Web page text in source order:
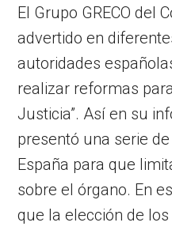
El Grupo GRECO del
advertido en
autoridades
realizar reformas
Justicia”. Así en su
presentó una serie
España para que
sobre el órgano. En
que la elección de